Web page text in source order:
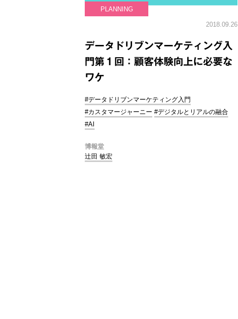
PLANNING
2018.09.26
データドリブンマーケティング入
門第１回：顧客体験向上に必要な
ワケ
#データドリブンマーケティング入門
#カスタマージャーニー #デジタルとリアルの融合
#AI
博報堂
辻田 敏宏